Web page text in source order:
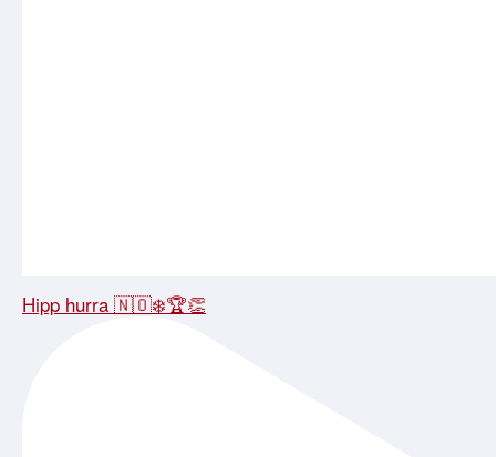
Hipp hurra 🇳🇴❄️🏆👏